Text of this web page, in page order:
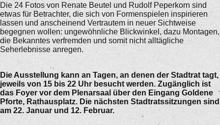
Die 24 Fotos von Renate Beutel und Rudolf Peperkorn sind
etwas für Betrachter, die sich von Formenspielen inspirieren
lassen und anscheinend Vertrautem in neuer Sichtweise
begegnen wollen: ungewöhnliche Blickwinkel, dazu Montagen,
die Bekanntes verfremden und somit nicht alltägliche
Seherlebnisse anregen.
Die Ausstellung kann an Tagen, an denen der Stadtrat tagt,
jeweils von 15 bis 22 Uhr besucht werden. Zugänglich ist
das Foyer vor dem Plenarsaal über den Eingang Goldene
Pforte, Rathausplatz. Die nächsten Stadtratssitzungen sind
am 22. Januar und 12. Februar.